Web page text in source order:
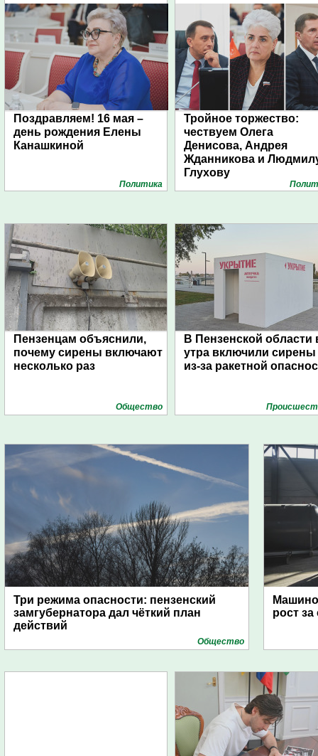
Поздравляем! 16 мая –
день рождения Елены
Канашкиной
Политика
Тройное торжество:
чествуем Олега
Денисова, Андрея
Жданникова и
Глухову
Пензенцам объяснили,
почему сирены включают
несколько раз
Общество
В Пензенской области
утра включили сирены
из-за ракетной
Три режима опасности: пензенский
замгубернатора дал чёткий план
действий
Общество
рост за